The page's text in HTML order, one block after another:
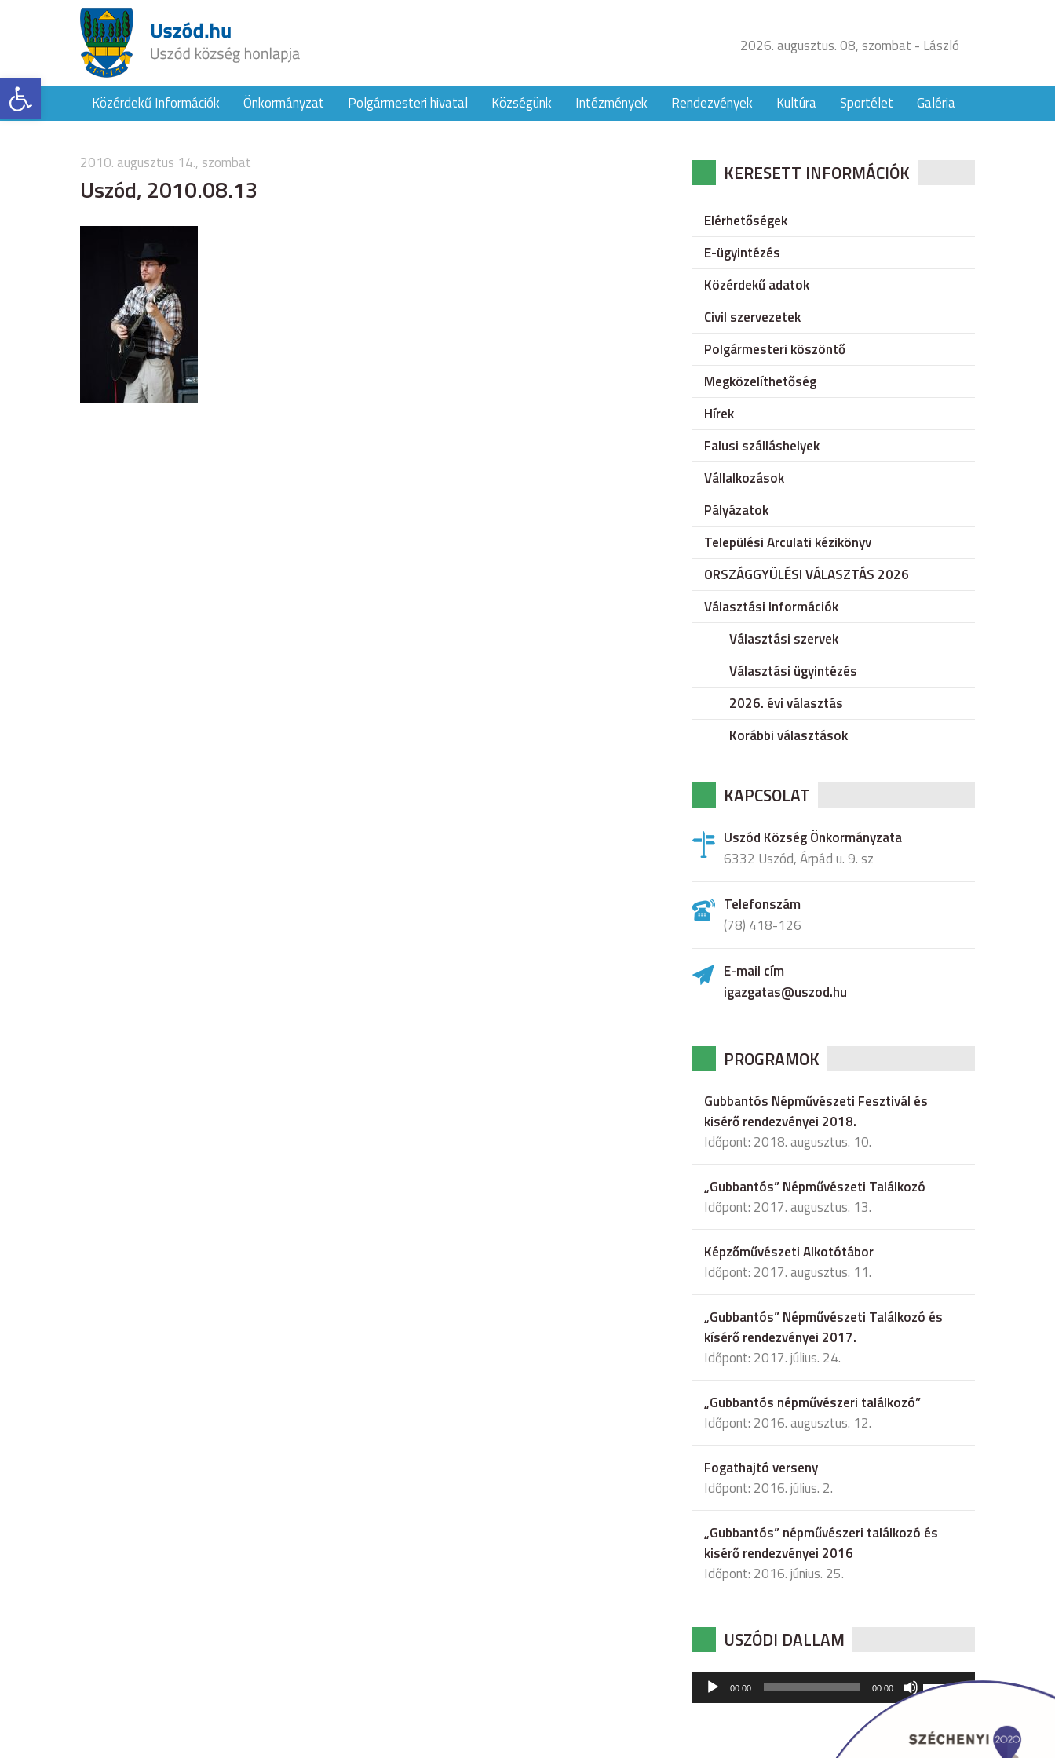
Eszköztár megnyitása
2026. augusztus. 08, szombat - László
Közérdekű Információk Önkormányzat Polgármesteri hivatal Községünk Intézmények Rendezvények Kultúra Sportélet Galéria
2010. augusztus 14., szombat
Uszód, 2010.08.13 KERESETT INFORMÁCIÓK
Elérhetőségek
E-ügyintézés
Közérdekű adatok
Civil szervezetek
Polgármesteri köszöntő
Megközelíthetőség
Hírek
Falusi szálláshelyek
Vállalkozások
Pályázatok
Települési Arculati kézikönyv
ORSZÁGGYÜLÉSI VÁLASZTÁS 2026
Választási Információk
Választási szervek
Választási ügyintézés
2026. évi választás
Korábbi választások
KAPCSOLAT
Uszód Község Önkormányzata
6332 Uszód, Árpád u. 9. sz
Telefonszám
(78) 418-126
E-mail cím
igazgatas@uszod.hu
PROGRAMOK
Gubbantós Népművészeti Fesztivál és
kisérő rendezvényei 2018.
Időpont: 2018. augusztus. 10.
„Gubbantós” Népművészeti Találkozó
Időpont: 2017. augusztus. 13.
Képzőművészeti Alkotótábor
Időpont: 2017. augusztus. 11.
„Gubbantós” Népművészeti Találkozó és
kísérő rendezvényei 2017.
Időpont: 2017. július. 24.
„Gubbantós népművészeri találkozó”
Időpont: 2016. augusztus. 12.
Fogathajtó verseny
Időpont: 2016. július. 2.
„Gubbantós” népművészeri találkozó és
kisérő rendezvényei 2016
Időpont: 2016. június. 25.
USZÓDI DALLAM
Audió
lejátszó
00:00 00:00
hangerő
csökkentéséhez